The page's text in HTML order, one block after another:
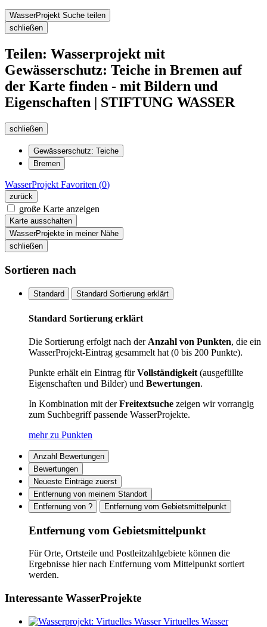
WasserProjekt Suche teilen
schließen
Teilen: Wasserprojekt mit
Gewässerschutz: Teiche in Bremen auf
der Karte finden - mit Bildern und
Eigenschaften | STIFTUNG WASSER
schließen
Gewässerschutz: Teiche
Bremen
WasserProjekt Favoriten (0)
zurück
große Karte anzeigen
Karte ausschalten
WasserProjekte in meiner Nähe
schließen
Sortieren nach
Standard Standard Sortierung erklärt
Standard Sortierung erklärt
Die Sortierung erfolgt nach der Anzahl von Punkten, die ein
WasserProjekt-Eintrag gesammelt hat (0 bis 200 Punkte).
Punkte erhält ein Eintrag fürVollständigkeit (ausgefüllte
Eigenschaften und Bilder) und Bewertungen.
In Kombination mit derFreitextsuche zeigen wir vorrangig
zum Suchbegriff passende WasserProjekte.
mehr zu Punkten
Anzahl Bewertungen
Bewertungen
Neueste Einträge zuerst
Entfernung von meinem Standort
Entfernung von ?
Entfernung vom Gebietsmittelpunkt
Entfernung vom Gebietsmittelpunkt
Für Orte, Ortsteile und Postleitzahlgebiete können die
Ergebnisse hier nach Entfernung vom Mittelpunkt sortiert
werden.
Interessante WasserProjekte
Virtuelles Wasser